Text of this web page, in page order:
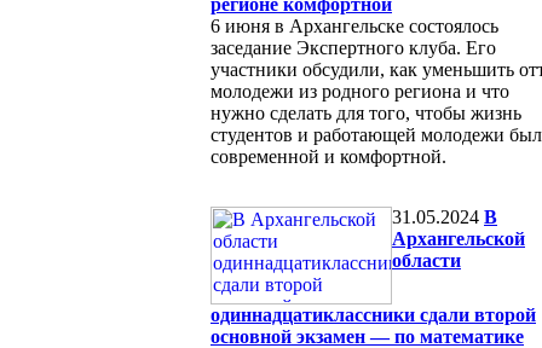
6 июня в Архангельске состоялось
заседание Экспертного клуба. Его
участники обсудили, как уменьшить
молодежи из родного региона и что
нужно сделать для того, чтобы жизнь
студентов и работающей молодежи
современной и комфортной.
31.05.2024 В
Архангельской
области
одиннадцатиклассники сдали второй
основной экзамен — по математике